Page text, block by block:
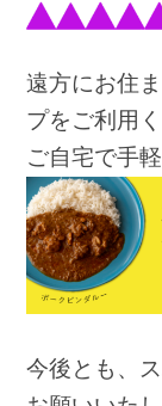
遠方にお住
プをご利用
ご自宅で手
今後とも、